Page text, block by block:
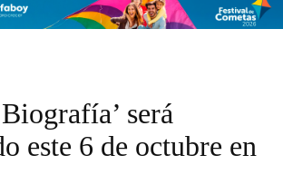
será
este 6 de octubre en